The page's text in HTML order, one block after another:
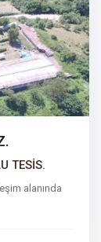
TESİS.
alanında